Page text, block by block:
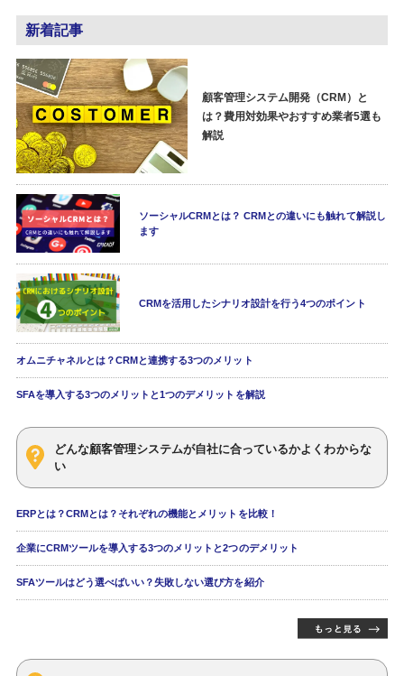
新着記事
顧客管理システム開発（CRM）と
は？費用対効果やおすすめ業者5選も
解説
ソーシャルCRMとは？ CRMとの違いにも触れて解説し
ます
CRMを活用したシナリオ設計を行う4つのポイント
オムニチャネルとは？CRMと連携する3つのメリット
SFAを導入する3つのメリットと1つのデメリットを解説
どんな顧客管理システムが自社に合っているかよくわからな
い
ERPとは？CRMとは？それぞれの機能とメリットを比較！
企業にCRMツールを導入する3つのメリットと2つのデメリット
SFAツールはどう選べばいい？失敗しない選び方を紹介